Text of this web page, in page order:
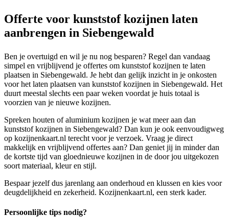
Offerte voor kunststof kozijnen laten
aanbrengen in Siebengewald
Ben je overtuigd en wil je nu nog besparen? Regel dan vandaag
simpel en vrijblijvend je offertes om kunststof kozijnen te laten
plaatsen in Siebengewald. Je hebt dan gelijk inzicht in je onkosten
voor het laten plaatsen van kunststof kozijnen in Siebengewald. Het
duurt meestal slechts een paar weken voordat je huis totaal is
voorzien van je nieuwe kozijnen.
Spreken houten of aluminium kozijnen je wat meer aan dan
kunststof kozijnen in Siebengewald? Dan kun je ook eenvoudigweg
op kozijnenkaart.nl terecht voor je verzoek. Vraag je direct
makkelijk en vrijblijvend offertes aan? Dan geniet jij in minder dan
de kortste tijd van gloednieuwe kozijnen in de door jou uitgekozen
soort materiaal, kleur en stijl.
Bespaar jezelf dus jarenlang aan onderhoud en klussen en kies voor
deugdelijkheid en zekerheid. Kozijnenkaart.nl, een sterk kader.
Persoonlijke tips nodig?